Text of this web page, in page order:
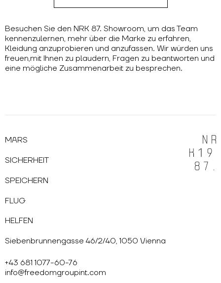
Besuchen Sie den NRK 87. Showroom, um das Team
kennenzulernen, mehr über die Marke zu erfahren,
Kleidung anzuprobieren und anzufassen. Wir würden uns
freuen,mit Ihnen zu plaudern, Fragen zu beantworten und
eine mögliche Zusammenarbeit zu besprechen.
MARS
SICHERHEIT
SPEICHERN
FLUG
HELFEN
Siebenbrunnengasse 46/2/40, 1050 Vienna
+43 681 1077-60-76
info@freedomgroupint.com